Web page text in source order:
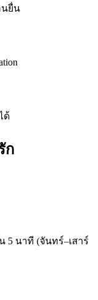
นยื่น
ด้
ก
นาที (จันทร์–เสาร์